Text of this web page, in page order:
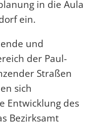
in die Aula
ein.
und
der Paul-
Straßen
sich
Entwicklung des
Bezirksamt